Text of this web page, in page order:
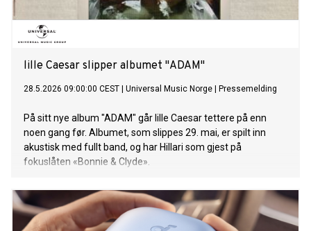
lille Caesar slipper albumet "ADAM"
28.5.2026 09:00:00 CEST Universal Music Norge Pressemelding
På sitt nye album "ADAM" går lille Caesar tettere på enn
noen gang før. Albumet, som slippes 29. mai, er spilt inn
akustisk med fullt band, og har Hillari som gjest på
fokuslåten «Bonnie & Clyde».